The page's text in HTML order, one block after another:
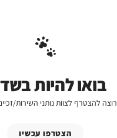
בואו להיות
רוצה להצטרף לצוות נותני השירות/
הצטרפו עכשיו